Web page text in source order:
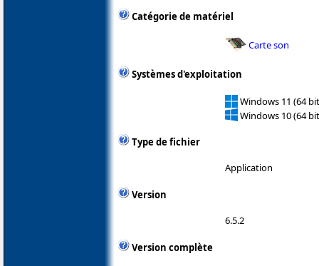
Catégorie de matériel
Carte son
Systèmes d'exploitation
Windows 11 (64
Windows 10 (64
Type de fichier
Application
Version
6.5.2
Version complète